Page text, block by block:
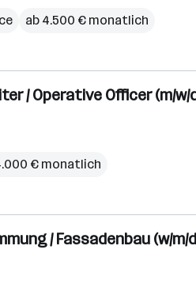
ab 4.500 € monatlich
/ Operative Officer (m/
€ monatlich
/ Fassadenbau (w/m/